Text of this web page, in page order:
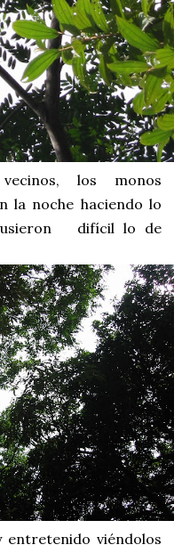
los monos
la noche haciendo lo
difícil lo de
entretenido viéndolos